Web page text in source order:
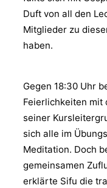
Duft von all den
Mitglieder zu
haben.
Gegen 18:30 Uhr
Feierlichkeiten mit
seiner
sich alle im
Meditation. Doch
gemeinsamen
erklärte Sifu die